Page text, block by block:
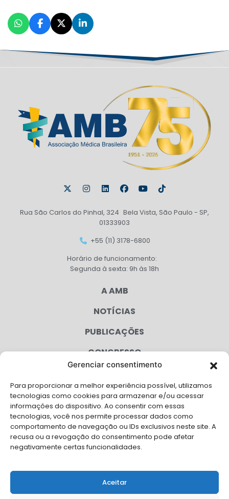
Gerenciar consentimento
Para proporcionar a melhor experiência possível, utilizamos
tecnologias como cookies para armazenar e/ou acessar
informações do dispositivo. Ao consentir com essas
tecnologias, você nos permite processar dados como
comportamento de navegação ou IDs exclusivos neste site. A
recusa ou a revogação do consentimento pode afetar
negativamente certas funcionalidades.
Aceitar
Rua São Carlos do Pinhal, 324 Bela Vista, São Paulo - SP,
01333903
+55 (11) 3178-6800
Horário de funcionamento:
Segunda à sexta: 9h às 18h
A AMB
NOTÍCIAS
PUBLICAÇÕES
CONGRESSO
CAMPANHAS
SERVIÇOS
FILIADAS
FALE CONOSCO
Solicite Apoio Institucional da AMB para o seu evento